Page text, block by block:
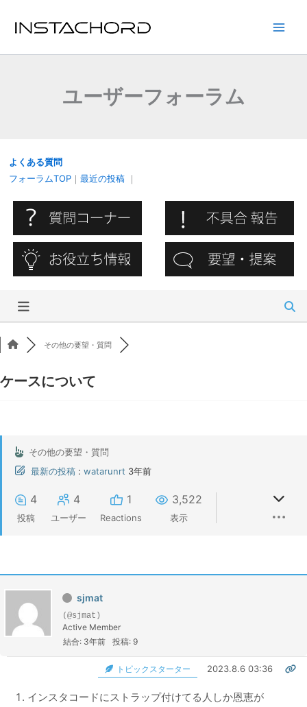
ユーザーフォーラム
よくある質問
フォーラムTOP ｜ 最近の投稿 ｜
その他の要望・質問
ケースについて
その他の要望・質問
最新の投稿 : watarunrt 3年前
4
投稿
4
ユーザー
1
Reactions
3,522
表示
sjmat
(@sjmat)
Active Member
結合: 3年前
投稿: 9
トピックスターター 2023.8.6 03:36
インスタコードにストラップ付けてる人しか恩恵が